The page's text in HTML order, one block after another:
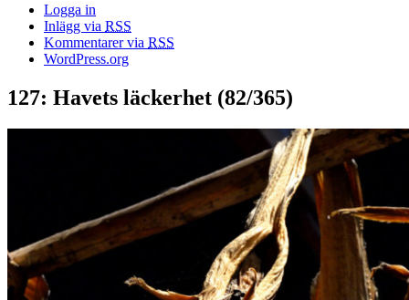
Logga in
Inlägg via RSS
Kommentarer via RSS
WordPress.org
127: Havets läckerhet (82/365)